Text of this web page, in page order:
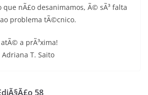
nÃ£o desanimamos, Ã© sÃ³ falta
problema tÃ©cnico.
a prÃ³xima!
T. Saito
58